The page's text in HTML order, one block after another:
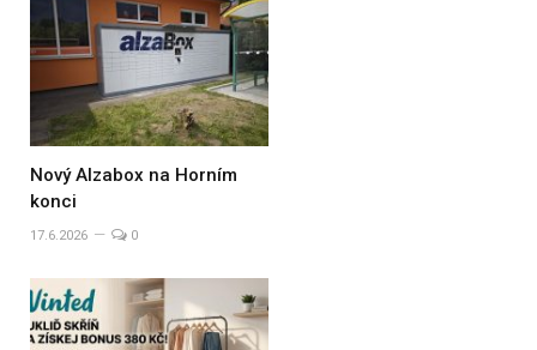
Nový Alzabox na Horním
konci
17.6.2026 0